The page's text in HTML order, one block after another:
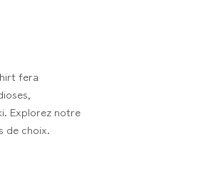
fera
Explorez notre
de choix.